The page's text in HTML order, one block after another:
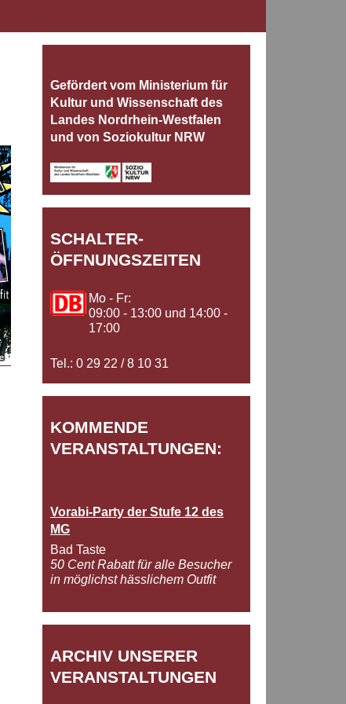
Gefördert vom Ministerium für
Kultur und Wissenschaft des
Landes Nordrhein‐Westfalen
und von Soziokultur NRW
SCHALTER-
ÖFFNUNGSZEITEN
Mo - Fr:
09:00 - 13:00 und 14:00 -
17:00
Tel.: 0 29 22 / 8 10 31
KOMMENDE
VERANSTALTUNGEN:
Vorabi-Party der Stufe 12 des
MG
Bad Taste
50 Cent Rabatt für alle Besucher
in möglichst hässlichem Outfit
ARCHIV UNSERER
VERANSTALTUNGEN